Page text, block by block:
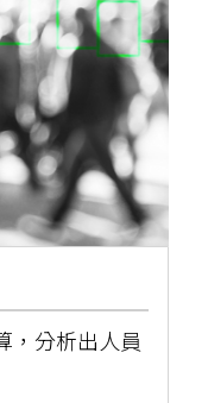
，分析出人員